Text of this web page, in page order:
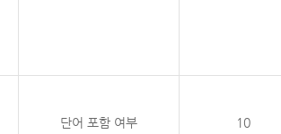
단어 포함 여부 10